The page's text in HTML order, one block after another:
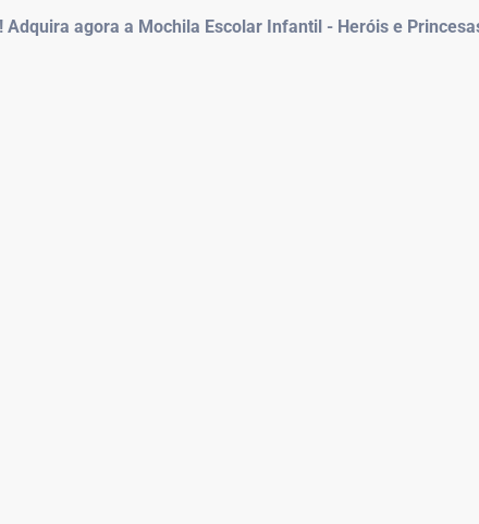
agora a Mochila Escolar Infantil - Heróis e